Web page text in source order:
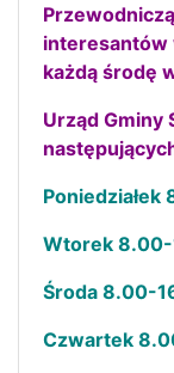
interesantów
każdą środę
Urząd Gminy
Wtorek 8.00-
Środa 8.00-
Czwartek